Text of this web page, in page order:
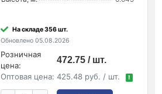
На складе 356 шт.
Обновлено 05.08.2026
Розничная
цена:
472.75 / шт.
Оптовая цена: 425.48 руб. / шт. !